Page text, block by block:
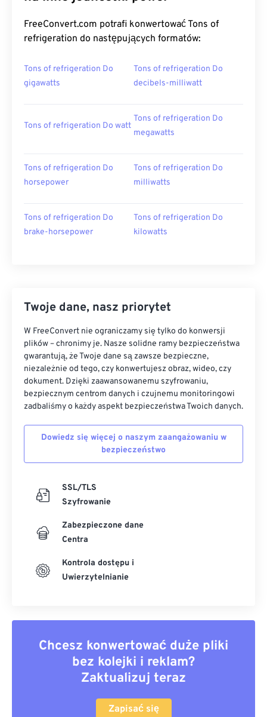
FreeConvert.com potrafi konwertować Tons of
refrigeration do następujących formatów:
Tons of refrigeration Do
gigawatts
Tons of refrigeration Do
decibels-milliwatt
Tons of refrigeration Do watt
Tons of refrigeration Do
megawatts
Tons of refrigeration Do
horsepower
Tons of refrigeration Do
milliwatts
Tons of refrigeration Do
brake-horsepower
Tons of refrigeration Do
kilowatts
Twoje dane, nasz priorytet
W FreeConvert nie ograniczamy się tylko do konwersji
plików – chronimy je. Nasze solidne ramy bezpieczeństwa
gwarantują, że Twoje dane są zawsze bezpieczne,
niezależnie od tego, czy konwertujesz obraz, wideo, czy
dokument. Dzięki zaawansowanemu szyfrowaniu,
bezpiecznym centrom danych i czujnemu monitoringowi
zadbaliśmy o każdy aspekt bezpieczeństwa Twoich danych.
Dowiedz się więcej o naszym zaangażowaniu w
bezpieczeństwo
SSL/TLS
Szyfrowanie
Zabezpieczone dane
Centra
Kontrola dostępu i
Uwierzytelnianie
Chcesz konwertować duże pliki
bez kolejki i reklam?
Zaktualizuj teraz
Zapisać się